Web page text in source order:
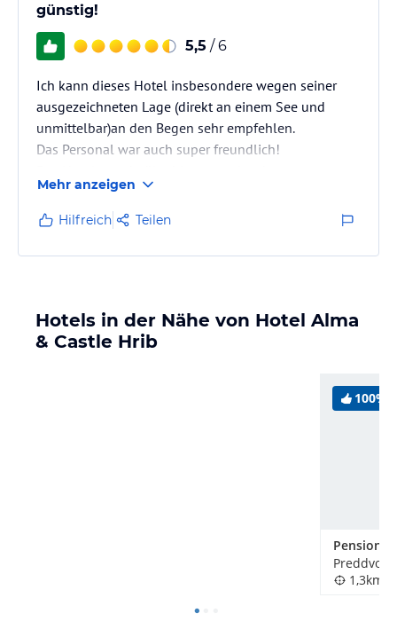
günstig!
5,5 / 6
Ich kann dieses Hotel insbesondere wegen seiner
ausgezeichneten Lage (direkt an einem See und
unmittelbar)an den Begen sehr empfehlen.
Das Personal war auch super freundlich!
kostengünstig.
Mehr anzeigen
Hilfreich Teilen
Hotels in der Nähe von Hotel Alma
& Castle Hrib
100%
Pension
Preddvor,
1,3km